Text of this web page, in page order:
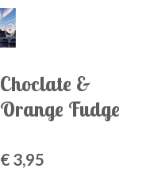
Choclate &
Orange Fudge
€ 3,95